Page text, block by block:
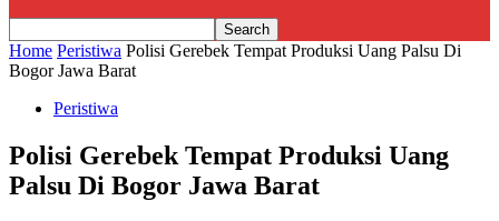
Home Peristiwa Polisi Gerebek Tempat Produksi Uang Palsu Di
Bogor Jawa Barat
Peristiwa
Polisi Gerebek Tempat Produksi Uang
Palsu Di Bogor Jawa Barat